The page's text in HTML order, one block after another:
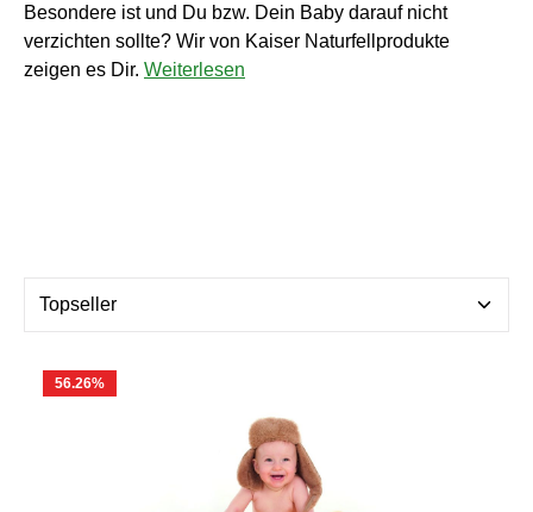
Besondere ist und Du bzw. Dein Baby darauf nicht
verzichten sollte? Wir von Kaiser Naturfellprodukte
zeigen es Dir. Weiterlesen
56.26%